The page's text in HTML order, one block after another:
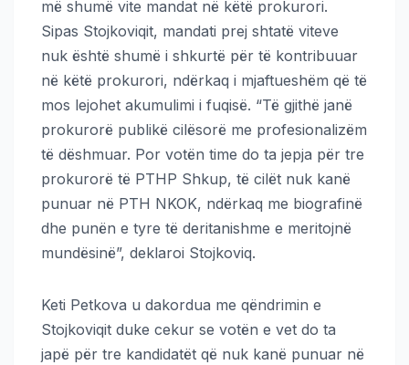
më shumë vite mandat në këtë prokurori.
Sipas Stojkoviqit, mandati prej shtatë viteve
nuk është shumë i shkurtë për të kontribuuar
në këtë prokurori, ndërkaq i mjaftueshëm që të
mos lejohet akumulimi i fuqisë. “Të gjithë janë
prokurorë publikë cilësorë me profesionalizëm
të dëshmuar. Por votën time do ta jepja për tre
prokurorë të PTHP Shkup, të cilët nuk kanë
punuar në PTH NKOK, ndërkaq me biografinë
dhe punën e tyre të deritanishme e meritojnë
mundësinë”, deklaroi Stojkoviq.
Keti Petkova u dakordua me qëndrimin e
Stojkoviqit duke cekur se votën e vet do ta
japë për tre kandidatët që nuk kanë punuar në